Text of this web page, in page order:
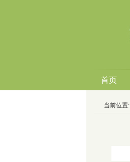
首页
当前位置: